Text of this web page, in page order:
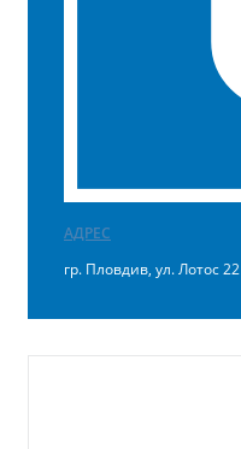
АДРЕС
гр. Пловдив, ул. Лотос 22